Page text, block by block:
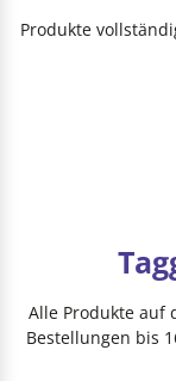
Produkte
Alle Produkte auf
Bestellungen bis